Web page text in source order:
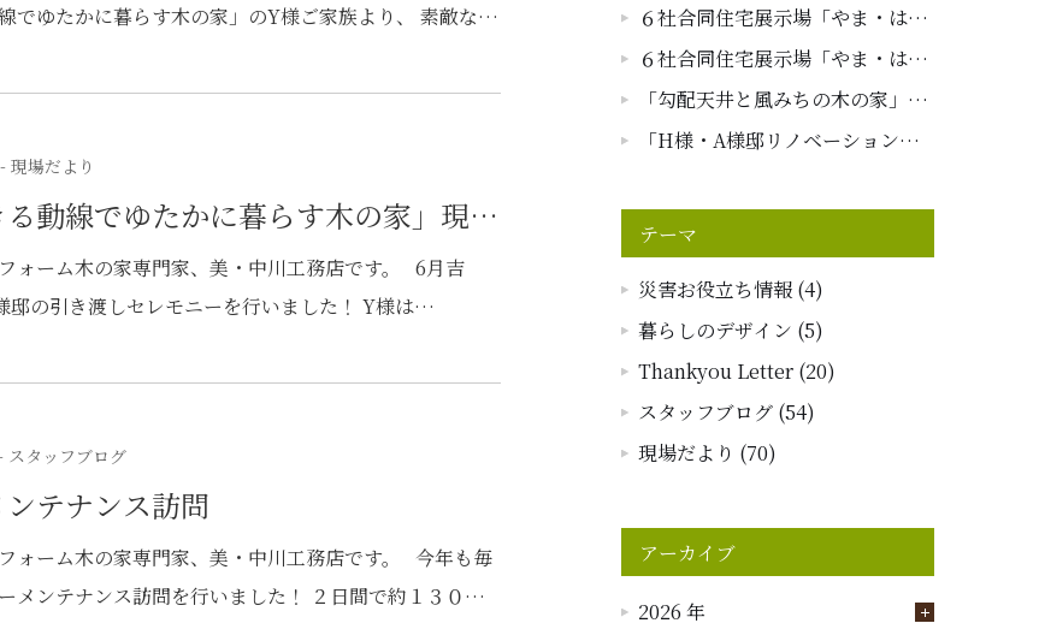
でゆたかに暮らす木の家」のY様ご家族より、 素敵なプ
ゼントを頂きました。 お手紙を拝読して、私たちが日
ら、県産材を使った快適な木の家づくりをする」とい
大事にしてきたことがY様に伝わって、共感してくださ
て家づくりができたこと、出会いに感謝です。 こちら
末永くよろしくお願いします。
- 現場だより
る動線でゆたかに暮らす木の家」現場
き渡し式～
ォーム木の家専門家、美・中川工務店です。 6月吉
邸の引き渡しセレモニーを行いました！ Y様は
の手作りの施工事例集をとても気に入ってくださり、
を教えてくださいました。 Y様ご家族との家づくりが
からも、自社大工さんの強みを魅力的に感じてくださっ
！ 弊社が大事にしている「出会いに感謝」という言
共感してくださり、 打合せを重ねていく中で、Y様らし
スタッフブログ
テナンス訪問
ォーム木の家専門家、美・中川工務店です。 今年も毎
メンテナンス訪問を行いました！ ２日間で約１３０件
６社合同住宅展示場「やま・は
ぴ」グランドオープンイベントレ
ポート
６社合同住宅展示場「やま・は
ぴ」オープニングセレモニーイベ
ントレポート
「勾配天井と風みちの木の家」現
場レポート～引き渡し～
「H様・A様邸リノベーション工
テーマ
災害お役立ち情報 (4)
暮らしのデザイン (5)
Thankyou Letter (20)
スタッフブログ (54)
現場だより (70)
アーカイブ
2026 年